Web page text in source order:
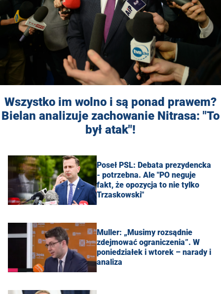
Wszystko im wolno i są ponad prawem?
Bielan analizuje zachowanie Nitrasa: "To
był atak"!
Poseł PSL: Debata prezydencka
- potrzebna. Ale "PO neguje
fakt, że opozycja to nie tylko
Trzaskowski"
Muller: „Musimy rozsądnie
zdejmować ograniczenia”. W
poniedziałek i wtorek – narady i
analiza